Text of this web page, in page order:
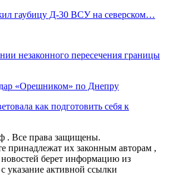
гаубицу Д-30 ВСУ на северском…
незаконного пересечения границы
«Орешником» по Днепру
как подготовить себя к
. Все права защищены.
принадлежат их законным авторам ,
берет информацию из
указание активной ссылки